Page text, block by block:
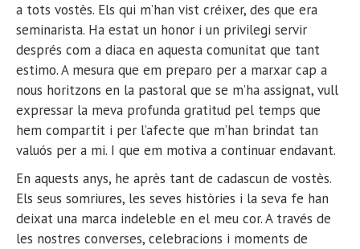
a tots vostès. Els qui m’han vist créixer, des que era
seminarista. Ha estat un honor i un privilegi servir
després com a diaca en aquesta comunitat que tant
estimo. A mesura que em preparo per a marxar cap a
nous horitzons en la pastoral que se m’ha assignat, vull
expressar la meva profunda gratitud pel temps que
hem compartit i per l’afecte que m’han brindat tan
valuós per a mi. I que em motiva a continuar endavant.
En aquests anys, he après tant de cadascun de vostès.
Els seus somriures, les seves històries i la seva fe han
deixat una marca indeleble en el meu cor. A través de
les nostres converses, celebracions i moments de